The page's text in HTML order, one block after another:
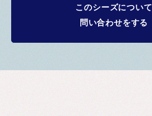
このシーズについて
問い合わせをする